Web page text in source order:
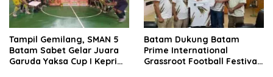
Tampil Gemilang, SMAN 5
Batam Sabet Gelar Juara
Garuda Yaksa Cup I Kepri
Batam Dukung Batam
Prime International
Grassroot Football Festival